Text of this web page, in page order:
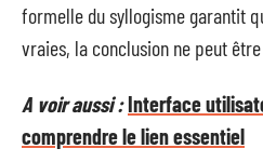
formelle du syllogisme garantit
vraies, la conclusion ne peut
A voir aussi :Interface
comprendre le lien essentiel